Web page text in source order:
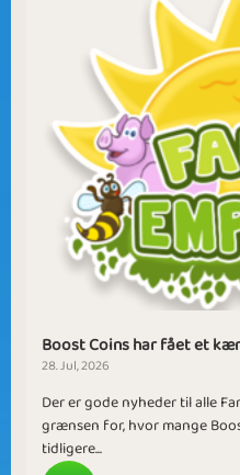
Boost Coins har fået et
28. Jul, 2026
Der er gode nyheder til alle
grænsen for, hvor mange
tidligere...